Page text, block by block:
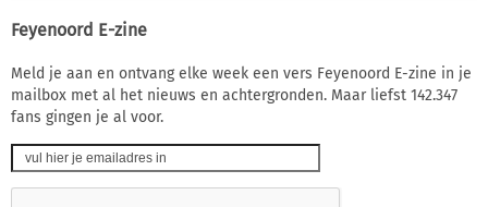
Feyenoord E-zine
Meld je aan en ontvang elke week een vers Feyenoord E-zine in je
mailbox met al het nieuws en achtergronden. Maar liefst 142.347
fans gingen je al voor.